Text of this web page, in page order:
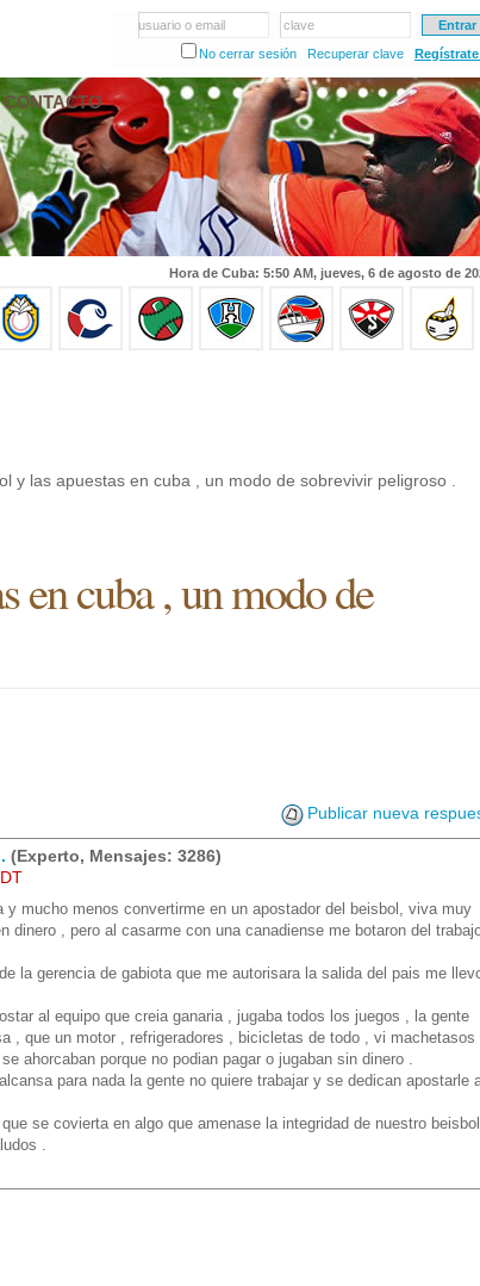
usuario o email
clave
No cerrar sesión
Recuperar clave
CONTACTO
Hora de Cuba: 5:50 AM, jueves, 6 de agosto de
y las apuestas en cuba , un modo de sobrevivir peligroso .
en cuba , un modo de
Publicar nueva
(Experto, Mensajes: 3286)
y mucho menos convertirme en un apostador del beisbol, viva muy
dinero , pero al casarme con una canadiense me botaron del
la gerencia de gabiota que me autorisara la salida del pais me
al equipo que creia ganaria , jugaba todos los juegos , la gente
, que un motor , refrigeradores , bicicletas de todo , vi machetasos
ahorcaban porque no podian pagar o jugaban sin dinero .
para nada la gente no quiere trabajar y se dedican apostarle
se covierta en algo que amenase la integridad de nuestro beisbol
.